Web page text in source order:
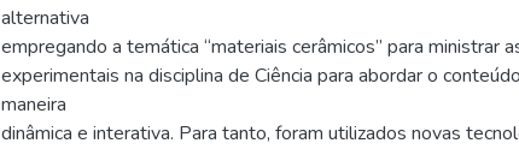
alternativa
empregando a temática “materiais cerâmicos” para ministrar
experimentais na disciplina de Ciência para abordar o
maneira
dinâmica e interativa. Para tanto, foram utilizados novas